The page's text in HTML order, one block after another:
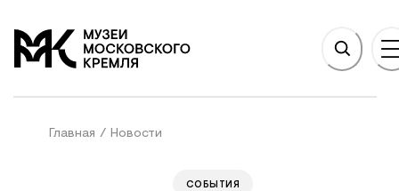
На главную
Главная / Новости
СОБЫТИЯ